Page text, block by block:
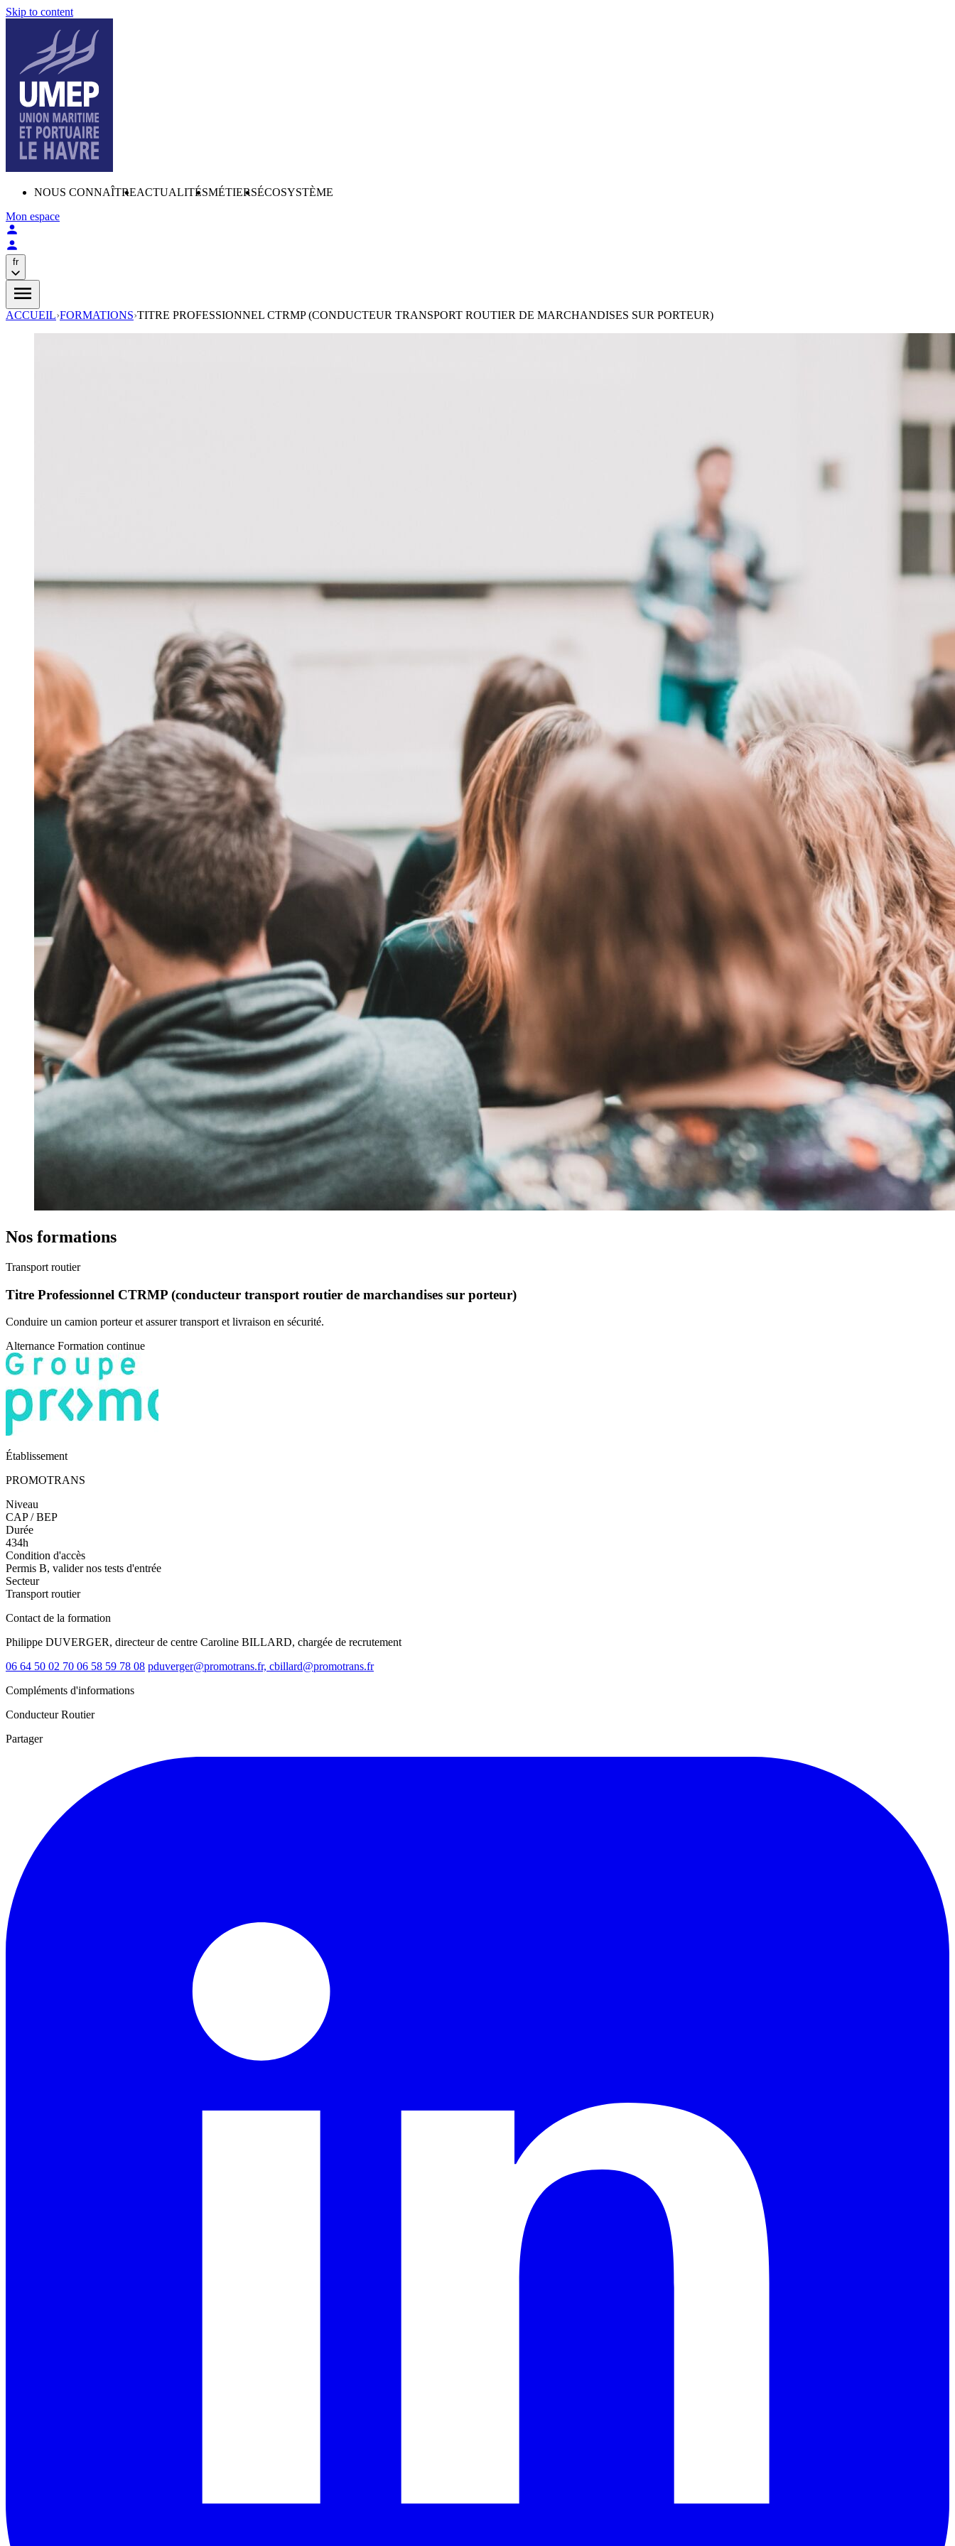
Skip to content
NOUS CONNAÎTREACTUALITÉSMÉTIERSÉCOSYSTÈME
Mon espace
fr
ACCUEIL›FORMATIONS›TITRE PROFESSIONNEL CTRMP (CONDUCTEUR TRANSPORT ROUTIER DE MARCHANDISES SUR PORTEUR)
Nos formations
Transport routier
Titre Professionnel CTRMP (conducteur transport routier de marchandises sur porteur)
Conduire un camion porteur et assurer transport et livraison en sécurité.
Alternance Formation continue
Établissement
PROMOTRANS
Niveau
CAP / BEP
Durée
434h
Condition d'accès
Permis B, valider nos tests d'entrée
Secteur
Transport routier
Contact de la formation
Philippe DUVERGER, directeur de centre Caroline BILLARD, chargée de recrutement
06 64 50 02 70 06 58 59 78 08 pduverger@promotrans.fr, cbillard@promotrans.fr
Compléments d'informations
Conducteur Routier
Partager